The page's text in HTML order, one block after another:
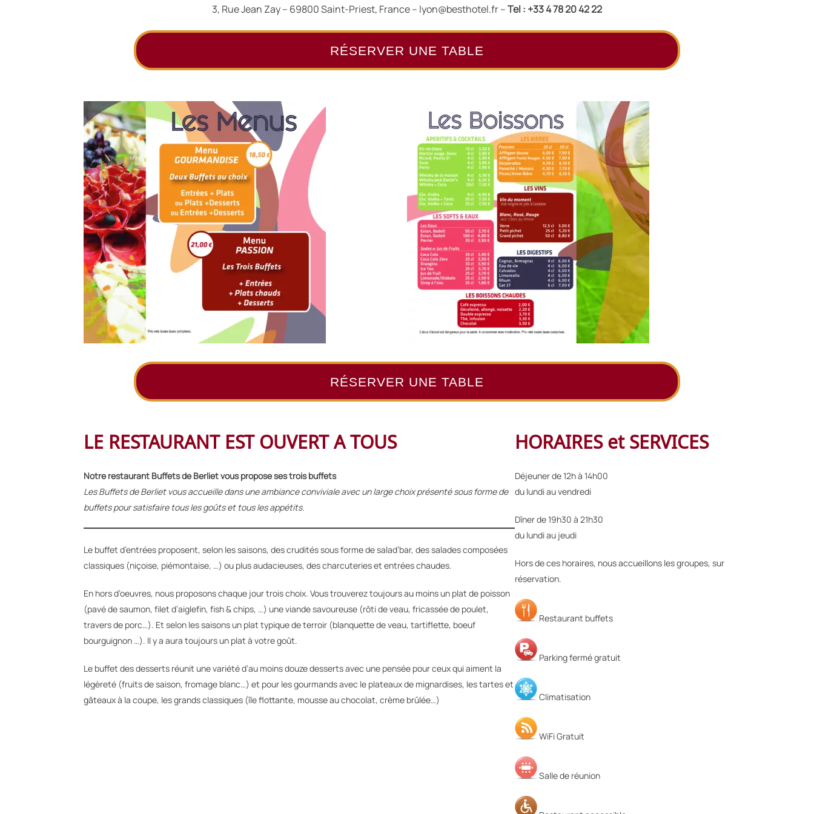
3, Rue Jean Zay – 69800 Saint-Priest, France – lyon@besthotel.fr –Tel : +33 4 78 20 42 22
RÉSERVER UNE TABLE
RÉSERVER UNE TABLE
LE RESTAURANT EST OUVERT A TOUS
Notre restaurant Buffets de Berliet vous propose ses trois buffets
Les Buffets de Berliet vous accueille dans une ambiance conviviale avec un large choix présenté sous forme de
buffets pour satisfaire tous les goûts et tous les appétits.
Le buffet d’entrées proposent, selon les saisons, des crudités sous forme de salad’bar, des salades composées
classiques (niçoise, piémontaise, …) ou plus audacieuses, des charcuteries et entrées chaudes.
En hors d’oeuvres, nous proposons chaque jour trois choix. Vous trouverez toujours au moins un plat de poisson
(pavé de saumon, filet d’aiglefin, fish & chips, …) une viande savoureuse (rôti de veau, fricassée de poulet,
travers de porc…). Et selon les saisons un plat typique de terroir (blanquette de veau, tartiflette, boeuf
bourguignon …). Il y a aura toujours un plat à votre goût.
Le buffet des desserts réunit une variété d’au moins douze desserts avec une pensée pour ceux qui aiment la
légèreté (fruits de saison, fromage blanc…) et pour les gourmands avec le plateaux de mignardises, les tartes et
gâteaux à la coupe, les grands classiques (île flottante, mousse au chocolat, crème brûlée…)
HORAIRES et SERVICES
Déjeuner de 12h à 14h00
du lundi au vendredi
Dîner de 19h30 à 21h30
du lundi au jeudi
Hors de ces horaires, nous accueillons les groupes, sur
réservation.
Restaurant buffets
Parking fermé gratuit
Climatisation
WiFi Gratuit
Salle de réunion